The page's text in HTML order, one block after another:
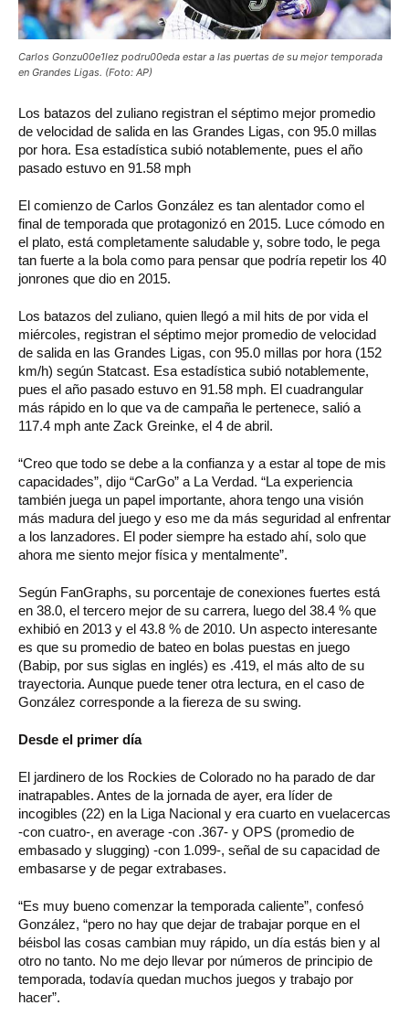
Carlos Gonzu00e1lez podru00eda estar a las puertas de su mejor temporada
en Grandes Ligas. (Foto: AP)
Los batazos del zuliano registran el séptimo mejor promedio
de velocidad de salida en las Grandes Ligas, con 95.0 millas
por hora. Esa estadística subió notablemente, pues el año
pasado estuvo en 91.58 mph
El comienzo de Carlos González es tan alentador como el
final de temporada que protagonizó en 2015. Luce cómodo en
el plato, está completamente saludable y, sobre todo, le pega
tan fuerte a la bola como para pensar que podría repetir los 40
jonrones que dio en 2015.
Los batazos del zuliano, quien llegó a mil hits de por vida el
miércoles, registran el séptimo mejor promedio de velocidad
de salida en las Grandes Ligas, con 95.0 millas por hora (152
km/h) según Statcast. Esa estadística subió notablemente,
pues el año pasado estuvo en 91.58 mph. El cuadrangular
más rápido en lo que va de campaña le pertenece, salió a
117.4 mph ante Zack Greinke, el 4 de abril.
“Creo que todo se debe a la confianza y a estar al tope de mis
capacidades”, dijo “CarGo” a La Verdad. “La experiencia
también juega un papel importante, ahora tengo una visión
más madura del juego y eso me da más seguridad al enfrentar
a los lanzadores. El poder siempre ha estado ahí, solo que
ahora me siento mejor física y mentalmente”.
Según FanGraphs, su porcentaje de conexiones fuertes está
en 38.0, el tercero mejor de su carrera, luego del 38.4 % que
exhibió en 2013 y el 43.8 % de 2010. Un aspecto interesante
es que su promedio de bateo en bolas puestas en juego
(Babip, por sus siglas en inglés) es .419, el más alto de su
trayectoria. Aunque puede tener otra lectura, en el caso de
González corresponde a la fiereza de su swing.
Desde el primer día
El jardinero de los Rockies de Colorado no ha parado de dar
inatrapables. Antes de la jornada de ayer, era líder de
incogibles (22) en la Liga Nacional y era cuarto en vuelacercas
-con cuatro-, en average -con .367- y OPS (promedio de
embasado y slugging) -con 1.099-, señal de su capacidad de
embasarse y de pegar extrabases.
“Es muy bueno comenzar la temporada caliente”, confesó
González, “pero no hay que dejar de trabajar porque en el
béisbol las cosas cambian muy rápido, un día estás bien y al
otro no tanto. No me dejo llevar por números de principio de
temporada, todavía quedan muchos juegos y trabajo por
hacer”.